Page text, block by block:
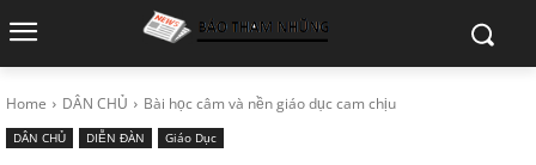
Home DÂN CHỦ Bài học câm và nền giáo dục cam chịu
DÂN CHỦ DIỄN ĐÀN Giáo Dục